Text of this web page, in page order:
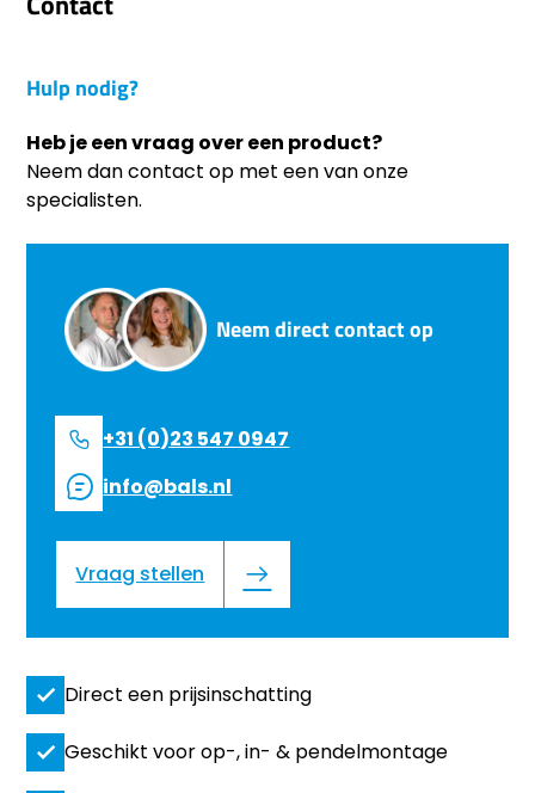
Hulp nodig?
Heb je een vraag over een product?
Neem dan contact op met een van onze
specialisten.
Neem direct contact op
+31 (0)23 547 0947
info@bals.nl
Vraag stellen
Direct een prijsinschatting
Geschikt voor op-, in- & pendelmontage